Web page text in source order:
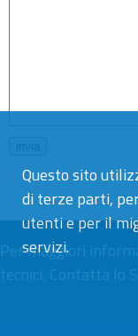
Questo sito
di terze parti,
utenti e per il
servizi.
Per maggiori
tecnici, Contatta lo